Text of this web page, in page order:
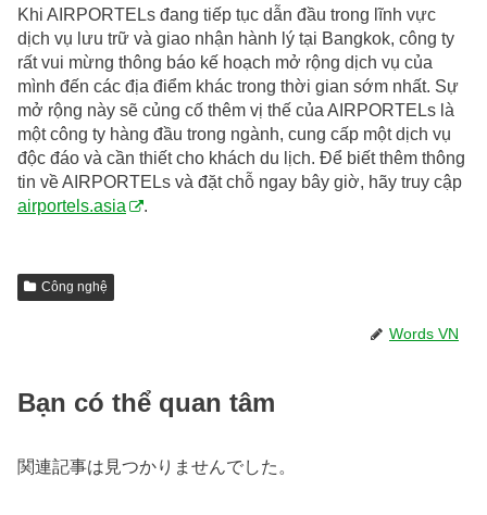
Khi AIRPORTELs đang tiếp tục dẫn đầu trong lĩnh vực
dịch vụ lưu trữ và giao nhận hành lý tại Bangkok, công ty
rất vui mừng thông báo kế hoạch mở rộng dịch vụ của
mình đến các địa điểm khác trong thời gian sớm nhất. Sự
mở rộng này sẽ củng cố thêm vị thế của AIRPORTELs là
một công ty hàng đầu trong ngành, cung cấp một dịch vụ
độc đáo và cần thiết cho khách du lịch. Để biết thêm thông
tin về AIRPORTELs và đặt chỗ ngay bây giờ, hãy truy cập
airportels.asia
.
Công nghệ
Words VN
Bạn có thể quan tâm
関連記事は見つかりませんでした。